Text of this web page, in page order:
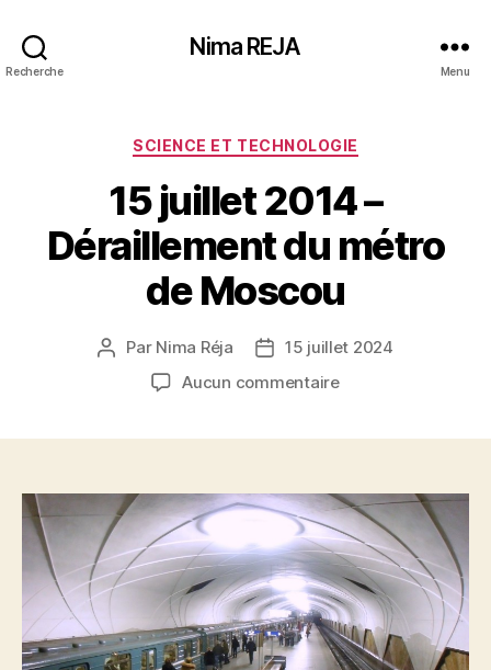
Recherche
Nima REJA
Menu
Catégories
SCIENCE ET TECHNOLOGIE
15 juillet 2014 –
Déraillement du métro
de Moscou
Auteur
l’article
Par Nima Réja
Date15 juillet 2024
Aucun commentairesur
Déraillement
du
métro
de
Moscou